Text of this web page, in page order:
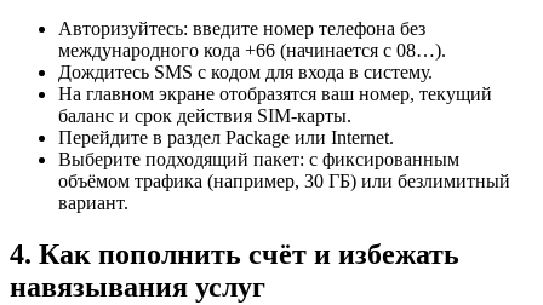
Авторизуйтесь: введите номер телефона без
международного кода +66 (начинается с 08…).
Дождитесь SMS с кодом для входа в систему.
На главном экране отобразятся ваш номер, текущий
баланс и срок действия SIM-карты.
Перейдите в раздел Package или Internet.
Выберите подходящий пакет: с фиксированным
объёмом трафика (например, 30 ГБ) или безлимитный
вариант.
4. Как пополнить счёт и избежать
навязывания услуг